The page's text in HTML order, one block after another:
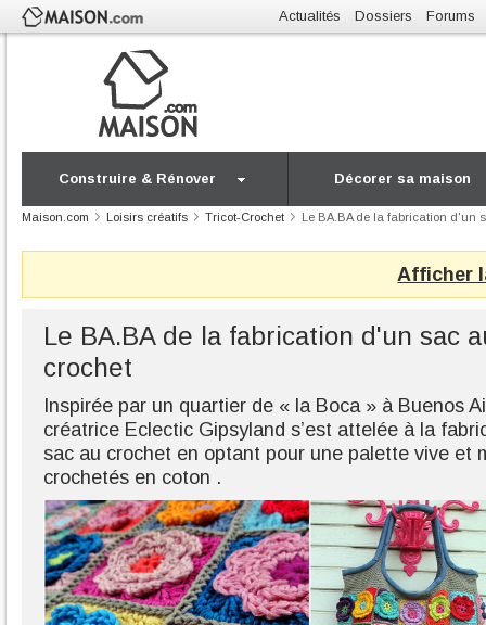
Actualités Dossiers Forums
Construire & Rénover Décorer sa maison
Maison.com Loisirs créatifs Tricot-Crochet Le BA.BA de la fabrication d'un
Afficher
Le BA.BA de la fabrication d'un sac
crochet
Inspirée par un quartier de « la Boca » à Buenos
créatrice Eclectic Gipsyland s’est attelée à la
sac au crochet en optant pour une palette vive et
crochetés en coton .